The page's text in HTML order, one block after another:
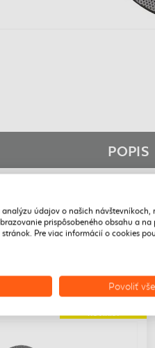
POPIS
tvarovaná stielka
dlhodobom alebo
DOPRAVA ZADARMO
NOVINKA
údajov o našich návštevníkoch,
prispôsobeného obsahu a na
Pre viac informácií o cookies
Povoliť